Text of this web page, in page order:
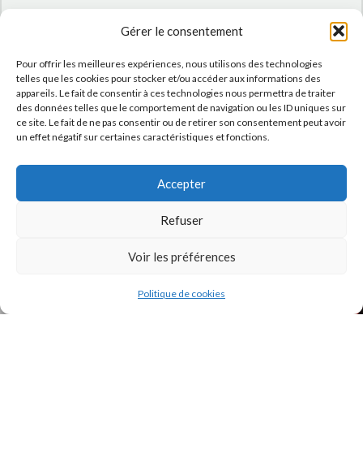
Gérer le consentement
Pour offrir les meilleures expériences, nous utilisons des technologies
telles que les cookies pour stocker et/ou accéder aux informations des
appareils. Le fait de consentir à ces technologies nous permettra de traiter
des données telles que le comportement de navigation ou les ID uniques sur
ce site. Le fait de ne pas consentir ou de retirer son consentement peut avoir
un effet négatif sur certaines caractéristiques et fonctions.
Accepter
Refuser
Voir les préférences
Politique de cookies
J'accepte laPolitique de confidentialitéde ce site.
INSTAGRAM